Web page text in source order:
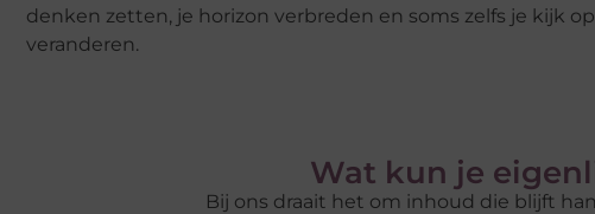
denken zetten, je horizon verbreden en soms zelfs je kijk
veranderen.
Wat kun je
Bij ons draait het om inhoud die blijft